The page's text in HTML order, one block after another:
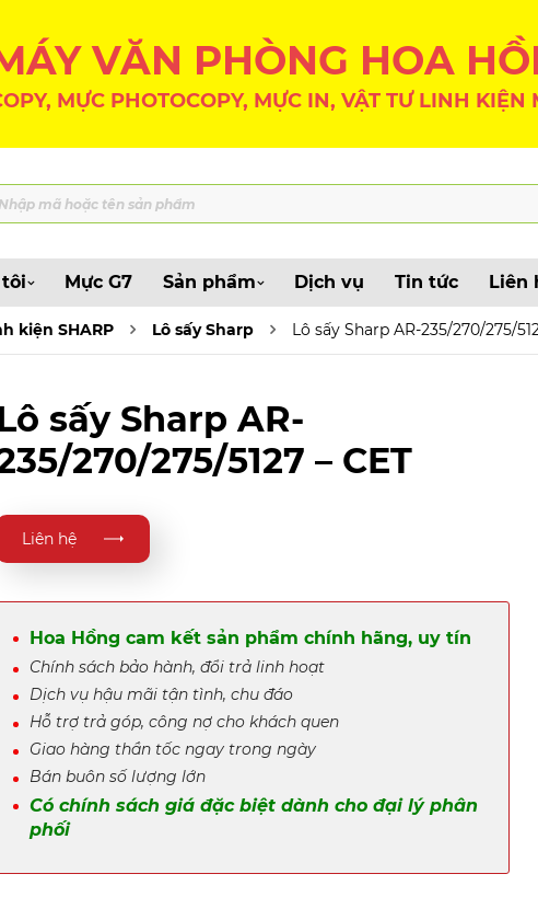
VĂN PHÒNG HOA
MỰC PHOTOCOPY, MỰC IN, VẬT TƯ LINH KIỆN
Mực G7 Sản phẩm Dịch vụ Tin tức Liên
kiện SHARP Lô sấy Sharp Lô sấy Sharp AR-235/270/275/
sấy Sharp AR-
270/275/5127 – CET
Liên hệ
Hoa Hồng cam kết sản phẩm chính hãng, uy tín
Chính sách bảo hành, đổi trả linh hoạt
Dịch vụ hậu mãi tận tình, chu đáo
Hỗ trợ trả góp, công nợ cho khách quen
Giao hàng thần tốc ngay trong ngày
Bán buôn số lượng lớn
Có chính sách giá đặc biệt dành cho đại lý phân
phối